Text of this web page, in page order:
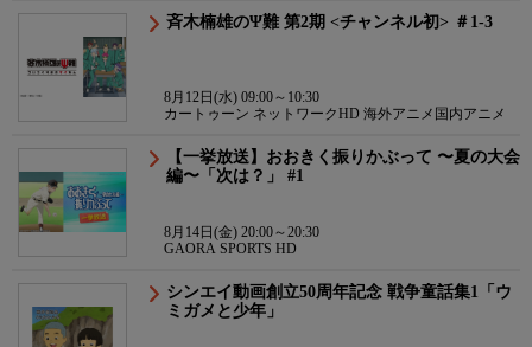
斉木楠雄のΨ難 第2期 <チャンネル初> ＃1-3
8月12日(水) 09:00～10:30
カートゥーン ネットワークHD 海外アニメ国内アニメ
【一挙放送】おおきく振りかぶって 〜夏の大会
編〜「次は？」 #1
8月14日(金) 20:00～20:30
GAORA SPORTS HD
シンエイ動画創立50周年記念 戦争童話集1「ウ
ミガメと少年」